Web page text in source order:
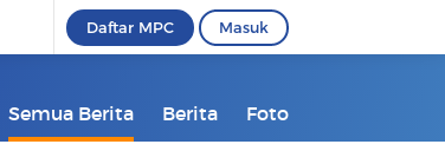
Daftar MPC Masuk
Semua Berita Berita Foto